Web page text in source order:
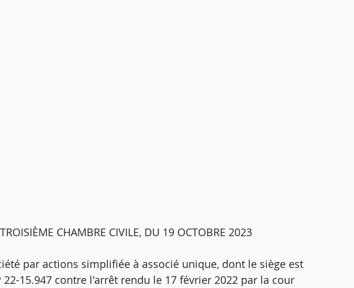
CHAMBRE CIVILE, DU 19 OCTOBRE 2023
par actions simplifiée à associé unique, dont le siège est
15.947 contre l'arrêt rendu le 17 février 2022 par la cour